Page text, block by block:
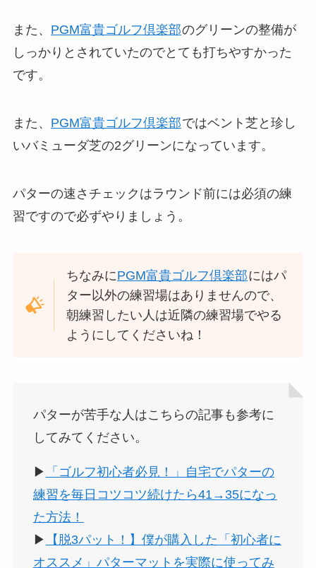
また、 PGM富貴ゴルフ倶楽部のグリーンの整備が
しっかりとされていたのでとても打ちやすかった
です。
また、 PGM富貴ゴルフ倶楽部ではベント芝と珍し
いバミューダ芝の2グリーンになっています。
パターの速さチェックはラウンド前には必須の練
習ですので必ずやりましょう。
ちなみにPGM富貴ゴルフ倶楽部にはパ
ター以外の練習場はありませんので、
朝練習したい人は近隣の練習場でやる
ようにしてくださいね！
パターが苦手な人はこちらの記事も参考に
してみてください。
▶︎
「ゴルフ初心者必見！」自宅でパターの
練習を毎日コツコツ続けたら41→35になっ
た方法！
▶︎
【脱3パット！】僕が購入した「初心者に
オススメ」パターマットを実際に使ってみ